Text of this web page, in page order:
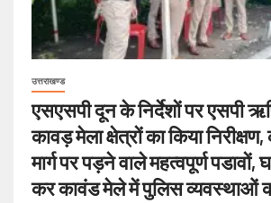
उत्तराखण्ड
एसएसपी दून के निर्देशों पर एसपी
कावड़ मेला क्षेत्रों का किया
मार्ग पर पड़ने वाले महत्वपूर्ण पडावों,
कर कावंड मेले में पुलिस व्यवस्थाओं